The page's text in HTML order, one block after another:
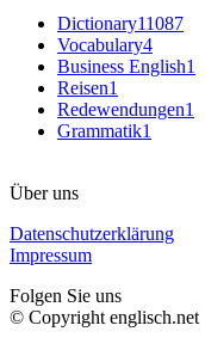
Dictionary11087
Vocabulary4
Business English1
Reisen1
Redewendungen1
Grammatik1
Über uns
Datenschutzerklärung
Impressum
Folgen Sie uns
© Copyright englisch.net